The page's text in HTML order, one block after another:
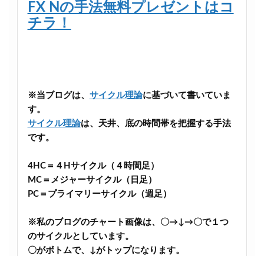
FX Nの手法無料プレゼントはコ
チラ！
※当ブログは、 サイクル理論に基づいて書いていま
す。
サイクル理論は、天井、底の時間帯を把握する手法
です。
4HC＝４Hサイクル（４時間足）
MC＝メジャーサイクル（日足）
PC＝プライマリーサイクル（週足）
※私のブログのチャート画像は、〇→↓→〇で１つ
のサイクルとしています。
〇がボトムで、↓がトップになります。